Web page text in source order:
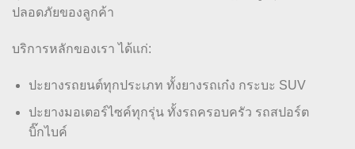
ปลอดภัยของลูกค้า
บริการหลักของเรา ได้แก่:
ปะยางรถยนต์ทุกประเภท ทั้งยางรถเก๋ง กระบะ SUV
ปะยางมอเตอร์ไซค์ทุกรุ่น ทั้งรถครอบครัว รถสปอร์ต
บิ๊กไบค์